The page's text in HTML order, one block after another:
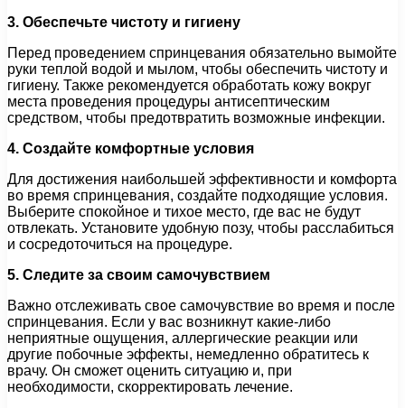
3. Обеспечьте чистоту и гигиену
Перед проведением спринцевания обязательно вымойте
руки теплой водой и мылом, чтобы обеспечить чистоту и
гигиену. Также рекомендуется обработать кожу вокруг
места проведения процедуры антисептическим
средством, чтобы предотвратить возможные инфекции.
4. Создайте комфортные условия
Для достижения наибольшей эффективности и комфорта
во время спринцевания, создайте подходящие условия.
Выберите спокойное и тихое место, где вас не будут
отвлекать. Установите удобную позу, чтобы расслабиться
и сосредоточиться на процедуре.
5. Следите за своим самочувствием
Важно отслеживать свое самочувствие во время и после
спринцевания. Если у вас возникнут какие-либо
неприятные ощущения, аллергические реакции или
другие побочные эффекты, немедленно обратитесь к
врачу. Он сможет оценить ситуацию и, при
необходимости, скорректировать лечение.